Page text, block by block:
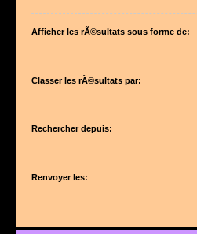
Afficher les rÃ©sultats sous forme de:
Classer les rÃ©sultats par:
Rechercher depuis:
Renvoyer les: